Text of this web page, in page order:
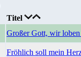
Titel
Großer Gott, wir
Fröhlich soll mein